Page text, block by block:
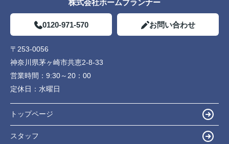
株式会社ホームプランナー
0120-971-570 お問い合わせ
〒253-0056
神奈川県茅ヶ崎市共恵2-8-33
営業時間： 9:30～20：00
定休日： 水曜日
トップページ
スタッフ